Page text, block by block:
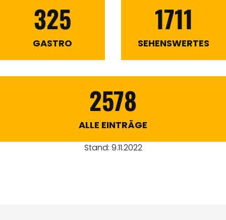
325
GASTRO
1711
SEHENSWERTES
2578
ALLE EINTRÄGE
Stand: 9.11.2022